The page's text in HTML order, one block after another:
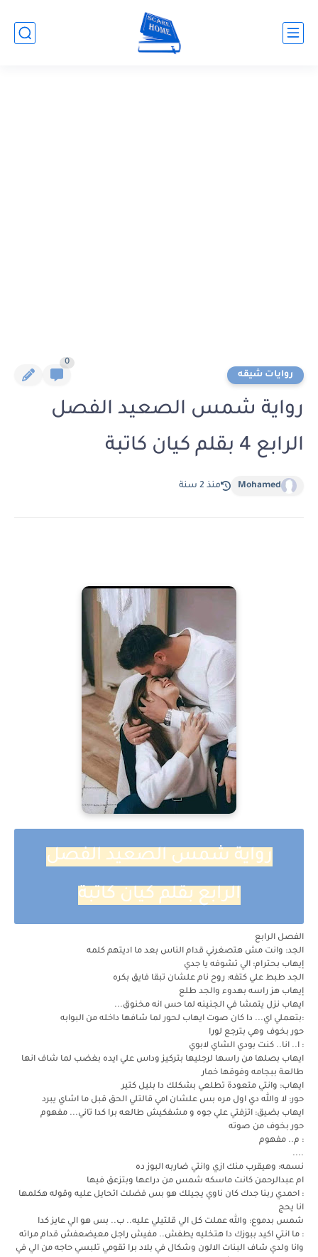
روايات شيقه
0
رواية شمس الصعيد الفصل
الرابع 4 بقلم كيان كاتبة
Mohamed منذ 2 سنة
رواية شمس الصعيد الفصل
الرابع بقلم كيان كاتبة
الفصل الرابع
الجد: وانت مش هتصغرني قدام الناس بعد ما اديتهم كلمه
إيهاب بحترام: الي تشوفه يا جدي
الجد طبط علي كتفه: روح نام علشان تبقا فايق بكره
إيهاب هز راسه بهدوء والجد طلع
ايهاب نزل يتمشا في الجنينه لما حس انه مخنوق...
:بتعملي اي... دا كان صوت ايهاب لحور لما شافها داخله من البوابه
حور بخوف وهي بترجع لورا
: ا.. انا.. كنت بودي الشاي لابوي
ايهاب بصلها من راسها لرجليها بتركيز وداس علي ايده بغضب لما شاف انها
طالعة ببجامه وفوقها خمار
ايهاب: وانتي متعودة تطلعي بشكلك دا بليل كتير
حور: لا والله دي اول مره بس علشان امي قالتلي الحق قبل ما اشاي يبرد
ايهاب بضيق: اتزفتي علي جوه و مشفكيش طالعه برا كدا تاني... مفهوم
حور بخوف من صوته
: م.. مفهوم
....
نسمه: وهيقرب منك ازي وانتي ضاربه البوز ده
ام عبدالرحمن كانت ماسكه شمس من دراعها وبتزعق فيها
: احمدي ربنا جدك كان ناوي يجيلك هو بس فضلت اتحايل عليه وقوله هكلمها
انا يحج
شمس بدموع: والله عملت كل الي قلتيلي عليه.. ب.. بس هو الي عايز كدا
: ما انتي اكيد ببوزك دا هتخليه يطفش.. مفيش راجل معيضعفش قدام مراته
وانا ولدي شاف البنات الالون وشكال في بلاد برا تقومي تلبسي حاجه من الي في